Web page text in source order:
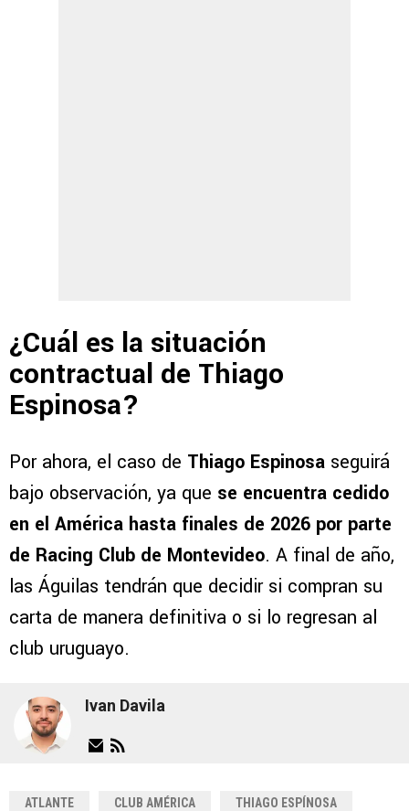
¿Cuál es la situación
contractual de Thiago
Espinosa?
Por ahora, el caso de Thiago Espinosa seguirá
bajo observación, ya que se encuentra cedido
en el América hasta finales de 2026 por parte
de Racing Club de Montevideo. A final de año,
las Águilas tendrán que decidir si compran su
carta de manera definitiva o si lo regresan al
club uruguayo.
Ivan Davila
ATLANTE CLUB AMÉRICA THIAGO ESPÍNOSA